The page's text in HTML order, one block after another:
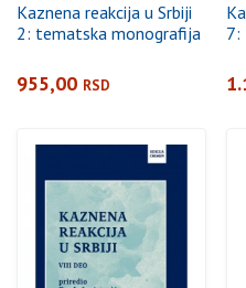
Kaznena reakcija u Srbiji
2: tematska monografija
955,00 RSD
7: